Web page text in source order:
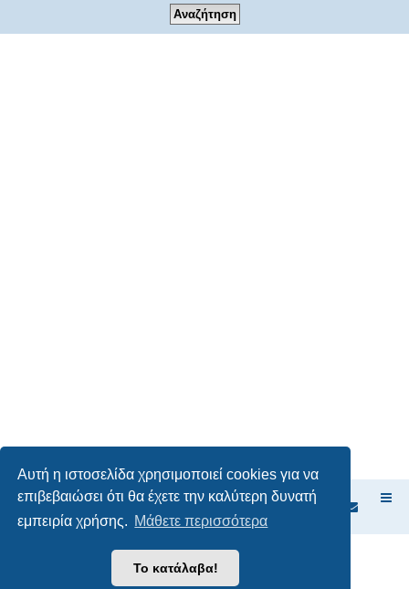
Αυτή η ιστοσελίδα χρησιμοποιεί cookies για να
επιβεβαιώσει ότι θα έχετε την καλύτερη δυνατή
εμπειρία χρήσης. Μάθετε περισσότερα
Το κατάλαβα!
Ευρετήριο Δ. Συζήτησης
Δημιουργήθηκε απόphpBB® Forum Software © phpBB Limited
Ελληνική μετάφραση από τοphpbbgr.com